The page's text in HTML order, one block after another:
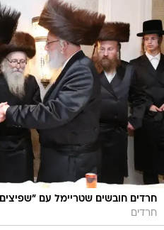
חרדים חובשים שטריימל עם
חרדים